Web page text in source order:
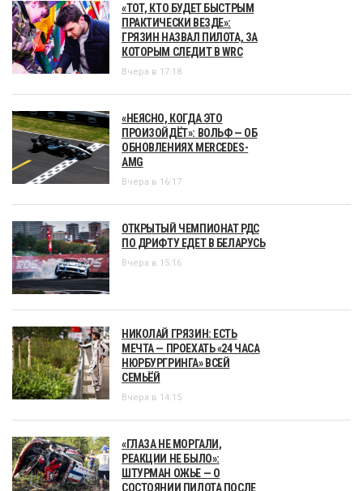
«ТОТ, КТО БУДЕТ БЫСТРЫМ
ПРАКТИЧЕСКИ ВЕЗДЕ»:
ГРЯЗИН НАЗВАЛ ПИЛОТА, ЗА
КОТОРЫМ СЛЕДИТ В WRC
Вчера в 17:18
«НЕЯСНО, КОГДА ЭТО
ПРОИЗОЙДЁТ»: ВОЛЬФ — ОБ
ОБНОВЛЕНИЯХ MERCEDES-
AMG
Вчера в 16:17
ОТКРЫТЫЙ ЧЕМПИОНАТ РДС
ПО ДРИФТУ ЕДЕТ В БЕЛАРУСЬ
Вчера в 15:16
НИКОЛАЙ ГРЯЗИН: ЕСТЬ
МЕЧТА — ПРОЕХАТЬ «24 ЧАСА
НЮРБУРГРИНГА» ВСЕЙ
СЕМЬЁЙ
Вчера в 14:15
«ГЛАЗА НЕ МОРГАЛИ,
РЕАКЦИИ НЕ БЫЛО»:
ШТУРМАН ОЖЬЕ — О
СОСТОЯНИИ ПИЛОТА ПОСЛЕ